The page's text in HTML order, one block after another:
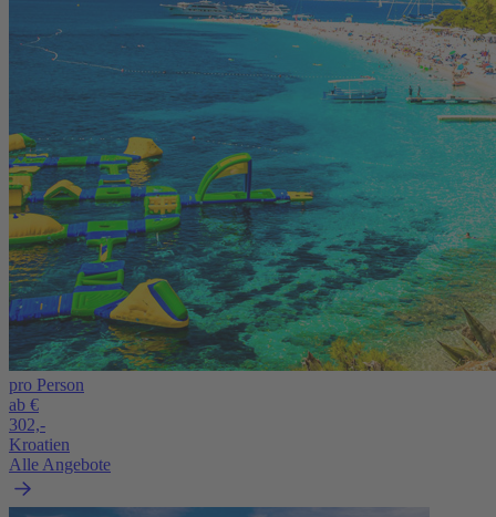
pro Person
ab €
302,-
Kroatien
Alle Angebote